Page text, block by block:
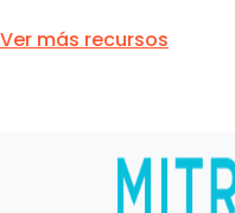
Ver más recursos